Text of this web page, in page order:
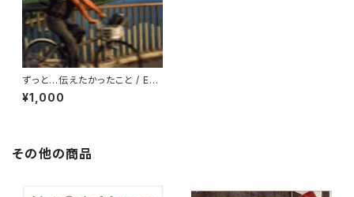
ずっと…伝えたかったこと / Ekk
o
¥1,000
その他の商品